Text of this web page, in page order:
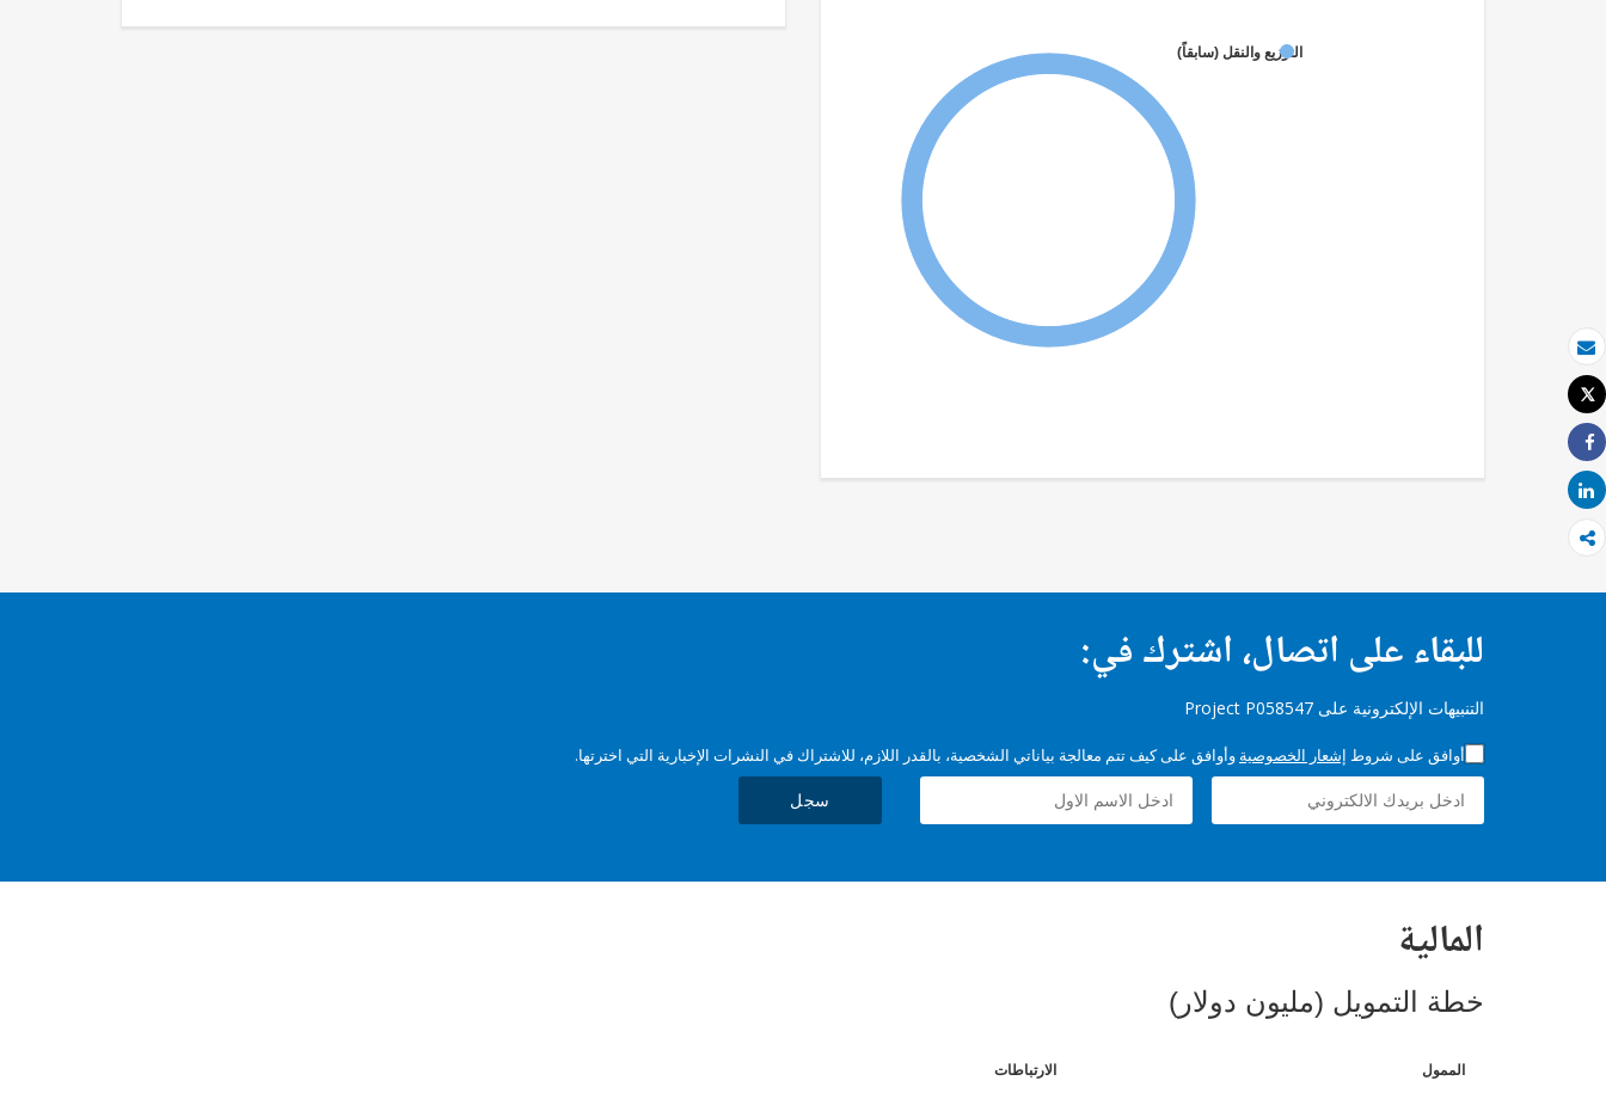
بريد الكتروني
طباعة
Tweet
Share
Share
التوزيع والنقل (سابقاً)
للبقاء على اتصال، اشترك في:
التنبيهات الإلكترونية على Project P058547
أوافق على شروط إشعار الخصوصية وأوافق على كيف تتم معالجة بياناتي الشخصية، بالقدر اللازم، للاشتراك في النشرات الإخبارية التي اخترتها.
سجل
المالية
خطة التمويل (مليون دولار)
الممول الارتباطات